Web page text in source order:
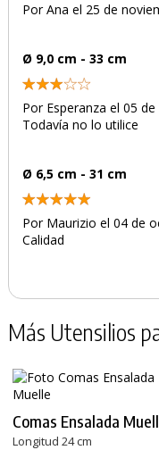
Por Ana el 25 de
Ø 9,0 cm - 33 cm
Por Esperanza el 05
Todavía no lo utilice
Ø 6,5 cm - 31 cm
Por Maurizio el 04 de
Calidad
Más Utensilios
Comas Ensalada
Longitud 24 cm